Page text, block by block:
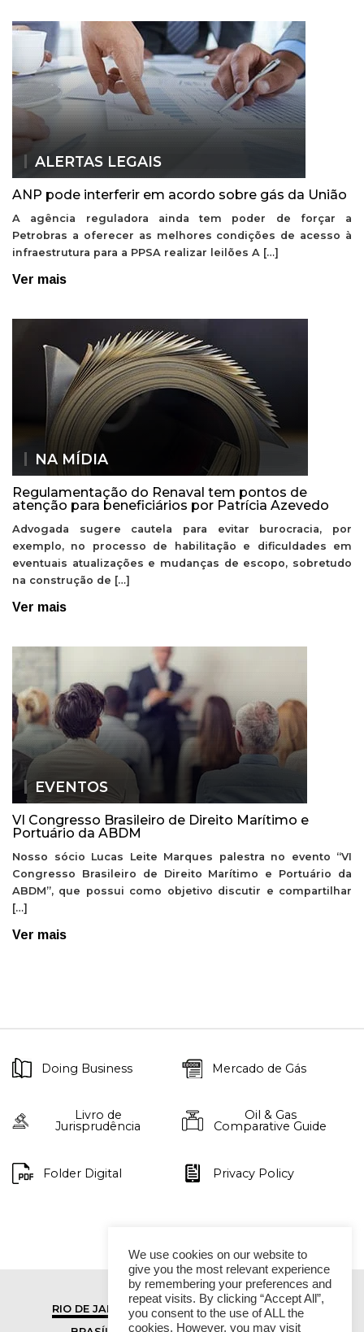
ALERTAS LEGAIS
ANP pode interferir em acordo sobre gás da União
A agência reguladora ainda tem poder de forçar a
Petrobras a oferecer as melhores condições de acesso à
infraestrutura para a PPSA realizar leilões A […]
Ver mais
NA MÍDIA
Regulamentação do Renaval tem pontos de
atenção para beneficiários por Patrícia Azevedo
Advogada sugere cautela para evitar burocracia, por
exemplo, no processo de habilitação e dificuldades em
eventuais atualizações e mudanças de escopo, sobretudo
na construção de […]
Ver mais
EVENTOS
VI Congresso Brasileiro de Direito Marítimo e
Portuário da ABDM
Nosso sócio Lucas Leite Marques palestra no evento “VI
Congresso Brasileiro de Direito Marítimo e Portuário da
ABDM”, que possui como objetivo discutir e compartilhar
[…]
Ver mais
Doing Business Mercado de Gás
Livro de
Jurisprudência
Oil & Gas
Comparative Guide
Folder Digital Privacy Policy
RIO DE JANEIRO
SÃO PAULO
We use cookies on our website to
give you the most relevant experience
by remembering your preferences and
repeat visits. By clicking “Accept All”,
you consent to the use of ALL the
cookies. However, you may visit